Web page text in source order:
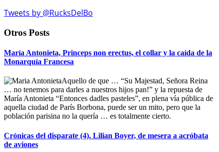
Tweets by @RucksDelBo
Otros Posts
María Antonieta, Princeps non erectus, el collar y la caída de la
Monarquía Francesa
Aquello de que … “Su Majestad, Señora Reina
… no tenemos para darles a nuestros hijos pan!” y la repuesta de
María Antonieta “Entonces dadles pasteles”, en plena vía pública de
aquella ciudad de París Borbona, puede ser un mito, pero que la
población parisina no la quería … es totalmente cierto.
Crónicas del disparate (4). Lilian Boyer, de mesera a acróbata
de aviones